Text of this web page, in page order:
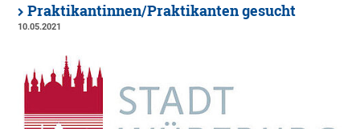
Praktikantinnen/Praktikanten gesucht
10.05.2021